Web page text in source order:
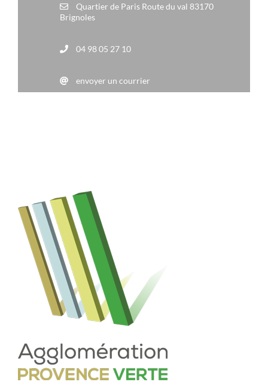
Quartier de Paris Route du val 83170
Brignoles
04 98 05 27 10
envoyer un courrier